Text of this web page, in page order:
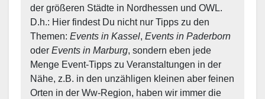
der größeren Städte in Nordhessen und OWL.
D.h.: Hier findest Du nicht nur Tipps zu den
Themen: Events in Kassel, Events in Paderborn
oder Events in Marburg, sondern eben jede
Menge Event-Tipps zu Veranstaltungen in der
Nähe, z.B. in den unzähligen kleinen aber feinen
Orten in der Ww-Region, haben wir immer die